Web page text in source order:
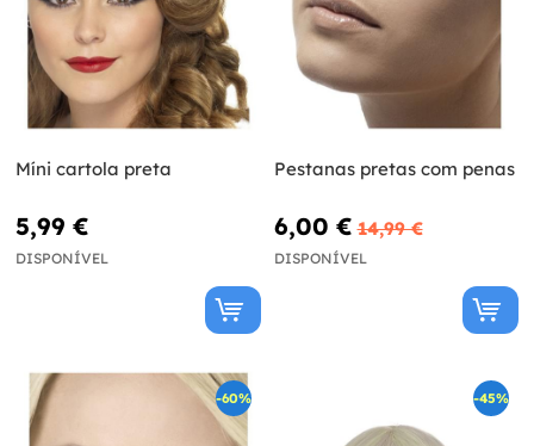
Míni cartola preta
5,99 €
DISPONÍVEL
Pestanas pretas com penas
6,00 € 14,99 €
DISPONÍVEL
-60% -45%